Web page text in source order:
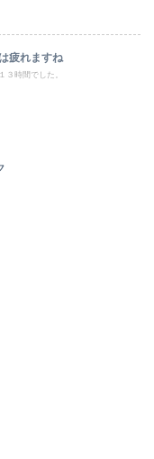
疲れますね
３時間でした。